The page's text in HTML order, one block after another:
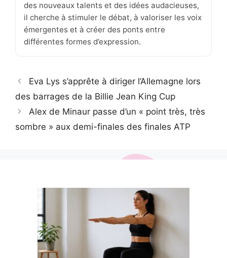
des nouveaux talents et des idées audacieuses,
il cherche à stimuler le débat, à valoriser les voix
émergentes et à créer des ponts entre
différentes formes d’expression.
Eva Lys s’apprête à diriger l’Allemagne lors
des barrages de la Billie Jean King Cup
Alex de Minaur passe d’un « point très, très
sombre » aux demi-finales des finales ATP